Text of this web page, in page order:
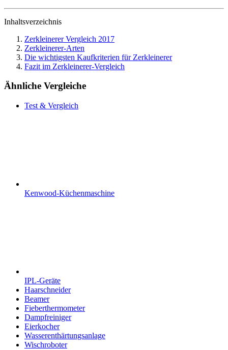
Inhaltsverzeichnis
Zerkleinerer Vergleich 2017
Zerkleinerer-Arten
Die wichtigsten Kaufkriterien für Zerkleinerer
Fazit im Zerkleinerer-Vergleich
Ähnliche Vergleiche
Test & Vergleich
Kenwood-Küchenmaschine
IPL-Geräte
Haarschneider
Beamer
Fieberthermometer
Dampfreiniger
Eierkocher
Wasserenthärtungsanlage
Wischroboter